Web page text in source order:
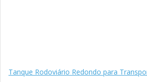
Tanque Rodoviário Redondo para